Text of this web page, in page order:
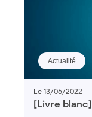
Actualité
Le 13/06/2022
[Livre